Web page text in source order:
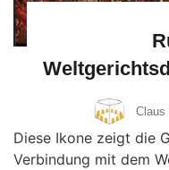
Claus
Diese Ikone zeigt die
Verbindung mit dem